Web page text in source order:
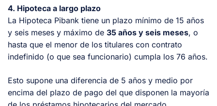
4. Hipoteca a largo plazo
La Hipoteca Pibank tiene un plazo mínimo de 15 años
y seis meses y máximo de 35 años y seis meses, o
hasta que el menor de los titulares con contrato
indefinido (o que sea funcionario) cumpla los 76 años.
Esto supone una diferencia de 5 años y medio por
encima del plazo de pago del que disponen la mayoría